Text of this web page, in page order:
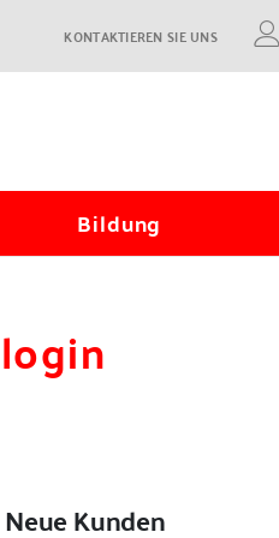
KONTAKTIEREN SIE UNS
Bildung
Neue Kunden